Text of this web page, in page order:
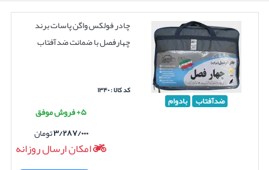
ضدآفتاب بادوام
چادر فولکس واگن پاسات برند
چهارفصل با ضمانت ضدآفتاب
کد کالا : ۱۳۴۰
۵+ فروش موفق
۳/۲۸۷/۰۰۰تومان
امکان ارسال روزانه